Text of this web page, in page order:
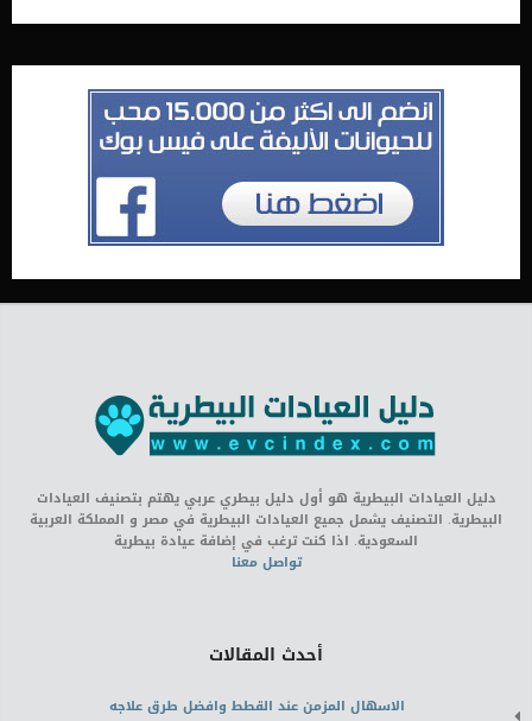
دليل العيادات البيطرية هو أول دليل بيطري عربي يهتم بتصنيف العيادات
البيطرية. التصنيف يشمل جميع العيادات البيطرية في مصر و المملكة العربية
السعودية. اذا كنت ترغب في إضافة عيادة بيطرية
تواصل معنا
أحدث المقالات
الاسهال المزمن عند القطط وافضل طرق علاجه